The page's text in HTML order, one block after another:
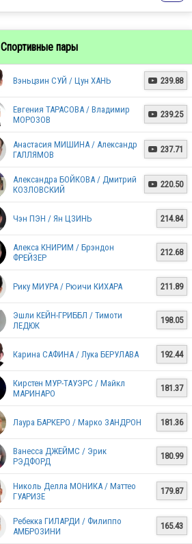
Спортивные пары
Вэньцзин СУЙ / Цун ХАНЬ  239.88
Евгения ТАРАСОВА / Владимир
МОРОЗОВ
 239.25
Анастасия МИШИНА / Александр
ГАЛЛЯМОВ
 237.71
Александра БОЙКОВА / Дмитрий
КОЗЛОВСКИЙ
 220.50
Чэн ПЭН / Ян ЦЗИНЬ 214.84
Алекса КНИРИМ / Брэндон
ФРЕЙЗЕР
212.68
Рику МИУРА / Рюичи КИХАРА 211.89
Эшли КЕЙН-ГРИББЛ / Тимоти
ЛЕДЮК
198.05
Карина САФИНА / Лука БЕРУЛАВА 192.44
Кирстен МУР-ТАУЭРС / Майкл
МАРИНАРО
181.37
Лаура БАРКЕРО / Марко ЗАНДРОН 181.36
Ванесса ДЖЕЙМС / Эрик
РЭДФОРД
180.99
Николь Делла МОНИКА / Маттео
ГУАРИЗЕ
179.87
Ребекка ГИЛАРДИ / Филиппо
АМБРОЗИНИ
165.43